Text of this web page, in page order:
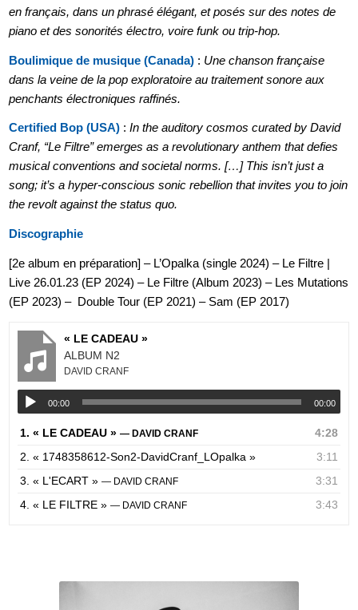
en français, dans un phrasé élégant, et posés sur des notes de
piano et des sonorités électro, voire funk ou trip-hop.
Boulimique de musique (Canada) : Une chanson française
dans la veine de la pop exploratoire au traitement sonore aux
penchants électroniques raffinés.
Certified Bop (USA) :In the auditory cosmos curated by David
Cranf, “Le Filtre” emerges as a revolutionary anthem that defies
musical conventions and societal norms. […] This isn’t just a
song; it’s a hyper-conscious sonic rebellion that invites you to join
the revolt against the status quo.
Discographie
[2e album en préparation] – L’Opalka (single 2024) – Le Filtre |
Live 26.01.23 (EP 2024) – Le Filtre (Album 2023) – Les Mutations
(EP 2023) – Double Tour (EP 2021) – Sam (EP 2017)
« LE CADEAU »
ALBUM N2
DAVID CRANF
00:00 00:00
1.« LE CADEAU »— DAVID CRANF
4:28
2.« 1748358612-Son2-DavidCranf_LOpalka »
3:11
3.« L'ECART »— DAVID CRANF
3:31
4.« LE FILTRE »— DAVID CRANF 3:43